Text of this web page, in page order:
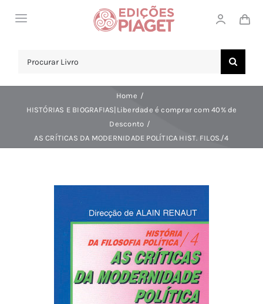
Toggle
NOTICIAS
APOIO AO CLIENTE
Search
Home
HISTÓRIAS E BIOGRAFIAS|Liberdade é comprar com 40% de
Desconto
AS CRÍTICAS DA MODERNIDADE POLÍTICA HIST. FILOS./4